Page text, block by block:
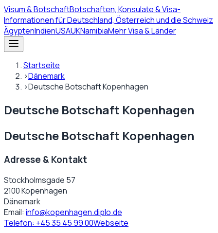
Visum& BotschaftBotschaften, Konsulate & Visa-
Informationen für Deutschland, Österreich und die Schweiz
ÄgyptenIndienUSAUKNamibiaMehr Visa & Länder
Startseite
›Dänemark
›Deutsche Botschaft Kopenhagen
Deutsche Botschaft Kopenhagen
Deutsche Botschaft Kopenhagen
Adresse & Kontakt
Stockholmsgade 57
2100 Kopenhagen
Dänemark
Email: info@kopenhagen.diplo.de
Telefon: +45 35 45 99 00Webseite